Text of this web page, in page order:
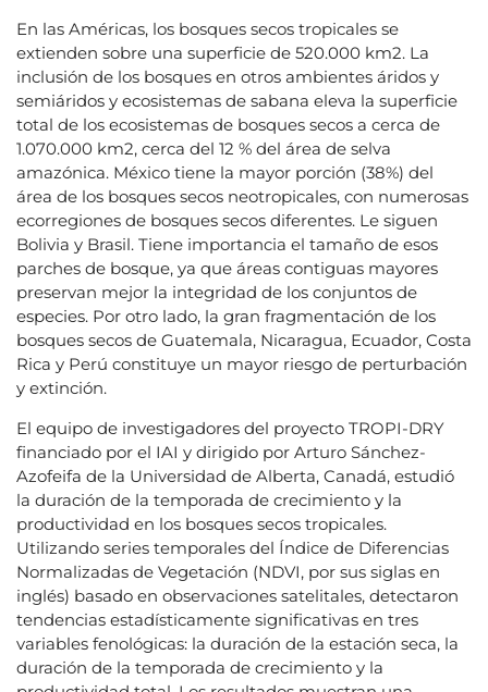
En las Américas, los bosques secos tropicales se
extienden sobre una superficie de 520.000 km2. La
inclusión de los bosques en otros ambientes áridos y
semiáridos y ecosistemas de sabana eleva la superficie
total de los ecosistemas de bosques secos a cerca de
1.070.000 km2, cerca del 12 % del área de selva
amazónica. México tiene la mayor porción (38%) del
área de los bosques secos neotropicales, con numerosas
ecorregiones de bosques secos diferentes. Le siguen
Bolivia y Brasil. Tiene importancia el tamaño de esos
parches de bosque, ya que áreas contiguas mayores
preservan mejor la integridad de los conjuntos de
especies. Por otro lado, la gran fragmentación de los
bosques secos de Guatemala, Nicaragua, Ecuador, Costa
Rica y Perú constituye un mayor riesgo de perturbación
y extinción.
El equipo de investigadores del proyecto TROPI-DRY
financiado por el IAI y dirigido por Arturo Sánchez-
Azofeifa de la Universidad de Alberta, Canadá, estudió
la duración de la temporada de crecimiento y la
productividad en los bosques secos tropicales.
Utilizando series temporales del Índice de Diferencias
Normalizadas de Vegetación (NDVI, por sus siglas en
inglés) basado en observaciones satelitales, detectaron
tendencias estadísticamente significativas en tres
variables fenológicas: la duración de la estación seca, la
duración de la temporada de crecimiento y la